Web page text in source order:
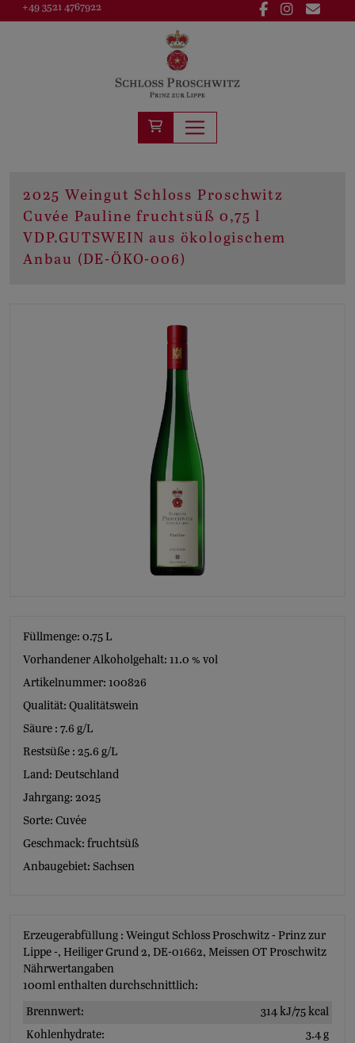
+49 3521 4767922
2025 Weingut Schloss Proschwitz
Cuvée Pauline fruchtsüß 0,75 l
VDP.GUTSWEIN aus ökologischem
Anbau (DE-ÖKO-006)
Füllmenge: 0.75L
Vorhandener Alkoholgehalt: 11.0 % vol
Artikelnummer: 100826
Qualität: Qualitätswein
Säure : 7.6 g/L
Restsüße : 25.6 g/L
Land: Deutschland
Jahrgang: 2025
Sorte: Cuvée
Geschmack: fruchtsüß
Anbaugebiet: Sachsen
Erzeugerabfüllung : Weingut Schloss Proschwitz - Prinz zur
Lippe -, Heiliger Grund 2, DE-01662, Meissen OT Proschwitz
Nährwertangaben
100ml enthalten durchschnittlich:
Brennwert:
314 kJ/75 kcal
Kohlenhydrate:
3.4 g